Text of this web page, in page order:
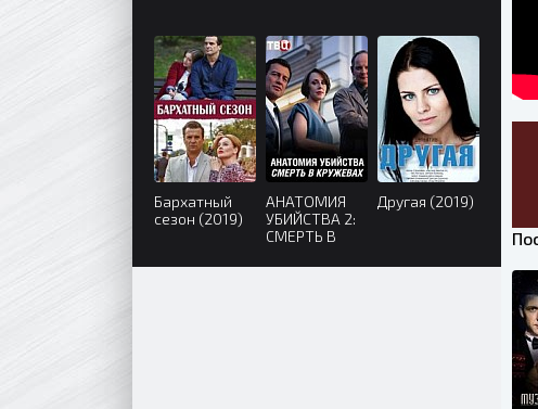
Бархатный
сезон (2019)
АНАТОМИЯ
УБИЙСТВА 2:
СМЕРТЬ В
(2019)
Другая (2019)